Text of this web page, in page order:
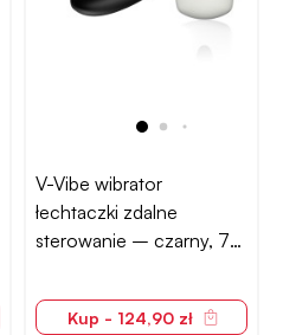
V-Vibe wibrator
łechtaczki zdalne
sterowanie – czarny, 7
Kup - 124,90 zł